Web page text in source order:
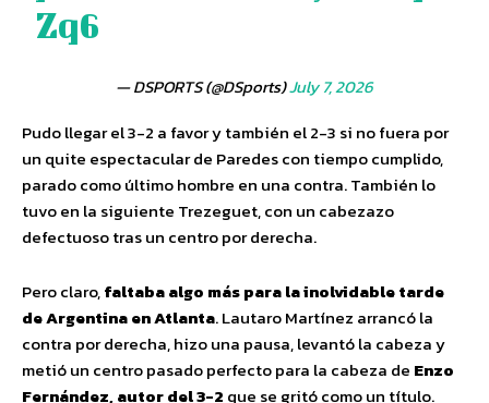
Zq6
— DSPORTS (@DSports)July 7, 2026
Pudo llegar el 3-2 a favor y también el 2-3 si no fuera por
un quite espectacular de Paredes con tiempo cumplido,
parado como último hombre en una contra. También lo
tuvo en la siguiente Trezeguet, con un cabezazo
defectuoso tras un centro por derecha.
Pero claro,faltaba algo más para la inolvidable tarde
de Argentina en Atlanta. Lautaro Martínez arrancó la
contra por derecha, hizo una pausa, levantó la cabeza y
metió un centro pasado perfecto para la cabeza de Enzo
Fernández, autor del 3-2 que se gritó como un título.